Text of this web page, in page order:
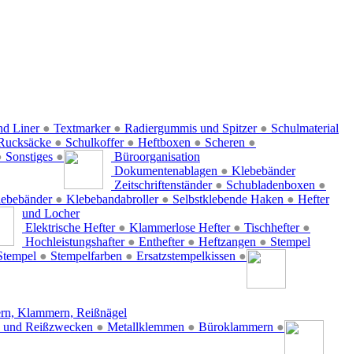
Liner ● Textmarker ● Radiergummis und Spitzer ● Schulmaterial
● Schulkoffer ● Heftboxen ● Scheren ●
Sonstiges ●
Büroorganisation
Dokumentenablagen ●
Zeitschriftenständer ● Schubladenboxen ●
Klebebänder
● Klebebandabroller ● Selbstklebende Haken ● Hefter
und Locher
Elektrische Hefter ● Klammerlose Hefter ● Tischhefter ●
Hochleistungshafter ● Enthefter ● Heftzangen ● Stempel
● Stempelfarben ● Ersatzstempelkissen ●
Klammern, Reißnägel
und Reißzwecken ● Metallklemmen ● Büroklammern ●